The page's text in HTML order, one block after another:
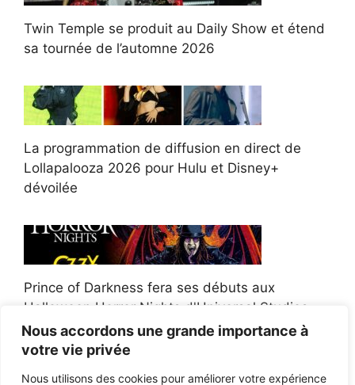
Nous accordons une grande importance à
votre vie privée
Nous utilisons des cookies pour améliorer votre expérience
Twin Temple se produit au Daily Show et étend
sa tournée de l’automne 2026
La programmation de diffusion en direct de
Lollapalooza 2026 pour Hulu et Disney+
dévoilée
Prince of Darkness fera ses débuts aux
Halloween Horror Nights d'Universal Studios